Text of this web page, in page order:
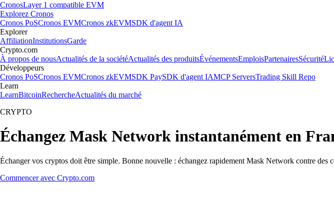
CronosLayer 1 compatible EVM
Explorez Cronos
Cronos PoSCronos EVMCronos zkEVMSDK d'agent IA
Explorer
AffiliationInstitutionsGarde
Crypto.com
À propos de nousActualités de la sociétéActualités des produitsÉvénementsEmploisPartenairesSécurité
Développeurs
Cronos PoSCronos EVMCronos zkEVMSDK PaySDK d'agent IAMCP ServersTrading Skill Repo
Learn
LearnBitcoinRechercheActualités du marché
CRYPTO
Échangez Mask Network instantanément en
Échanger vos cryptos doit être simple. Bonne nouvelle : échangez rapidement Mask Network contre des
Commencer avec Crypto.com